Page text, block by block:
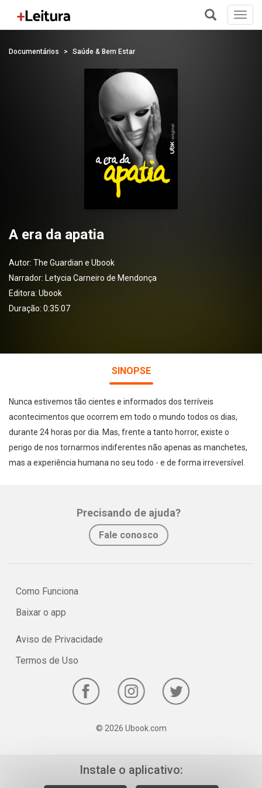
Documentários Saúde & Bem Estar
A era da apatia
Autor: The Guardian e Ubook
Narrador: Letycia Carneiro de Mendonça
Editora: Ubook
Duração: 0:35:07
SINOPSE
Nunca estivemos tão cientes e informados dos terríveis
acontecimentos que ocorrem em todo o mundo todos os dias,
durante 24 horas por dia. Mas, frente a tanto horror, existe o
perigo de nos tornarmos indiferentes não apenas as manchetes,
mas a experiência humana no seu todo - e de forma irreversível.
Precisando de ajuda?
Fale conosco
Como Funciona
Baixar o app
Aviso de Privacidade
Termos de Uso
© 2026 Ubook.com
Instale o aplicativo: